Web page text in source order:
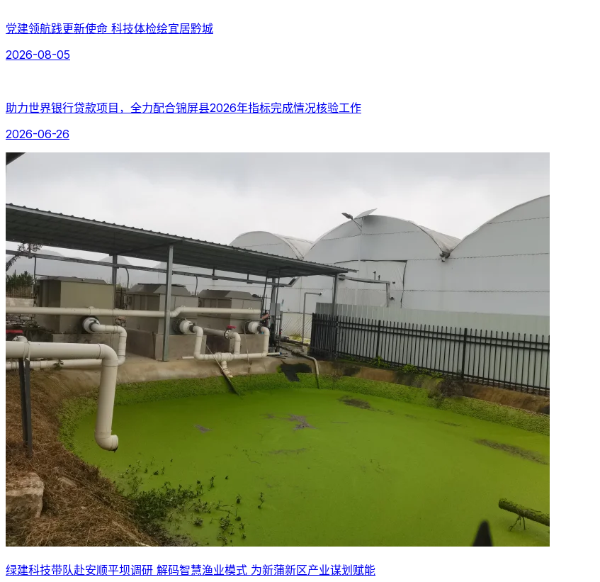
党建领航践更新使命 科技体检绘宜居黔城
2026-08-05
助力世界银行贷款项目，全力配合锦屏县2026年指标完成情况核验工作
2026-06-26
绿建科技带队赴安顺平坝调研 解码智慧渔业模式 为新蒲新区产业谋划赋能